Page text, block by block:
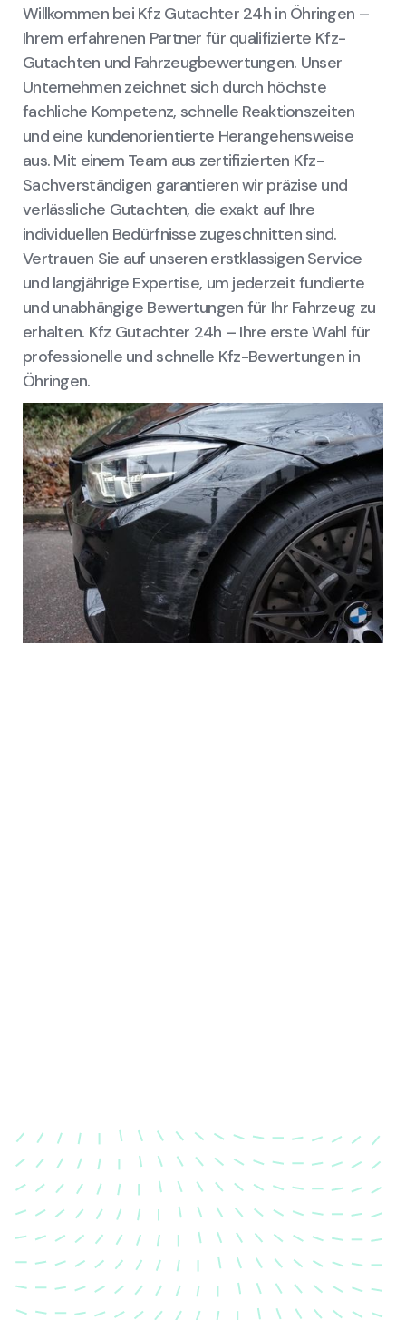
Willkommen bei Kfz Gutachter 24h in Öhringen –
Ihrem erfahrenen Partner für qualifizierte Kfz-
Gutachten und Fahrzeugbewertungen. Unser
Unternehmen zeichnet sich durch höchste
fachliche Kompetenz, schnelle Reaktionszeiten
und eine kundenorientierte Herangehensweise
aus. Mit einem Team aus zertifizierten Kfz-
Sachverständigen garantieren wir präzise und
verlässliche Gutachten, die exakt auf Ihre
individuellen Bedürfnisse zugeschnitten sind.
Vertrauen Sie auf unseren erstklassigen Service
und langjährige Expertise, um jederzeit fundierte
und unabhängige Bewertungen für Ihr Fahrzeug zu
erhalten. Kfz Gutachter 24h – Ihre erste Wahl für
professionelle und schnelle Kfz-Bewertungen in
Öhringen.
Karosserievermessung
Unsere exakte Karosserievermessung stellt sicher,
dass Ihre Fahrzeugkarosserie nach einem Unfall
wieder in ihren ursprünglichen Zustand gebracht